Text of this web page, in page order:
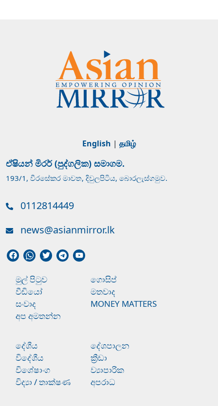
English | தமிழ்
ඒෂියන් මිරර් (පුද්ගලික) සමාගම.
193/1, වීරසේකර මාවත, දිවුලපිටිය, බොරලැස්ගමුව.
0112814449
news@asianmirror.lk
මුල් පිටුව
ගොසිප්
වීඩියෝ
මතවාද
සංවාද
MONEY MATTERS
අප අමතන්න
දේශීය
දේශපාලන
විදේශීය
ක්‍රීඩා
විශේෂාංග
ව්‍යාපාරික
විද්‍යා / තාක්ෂණ
අපරාධ